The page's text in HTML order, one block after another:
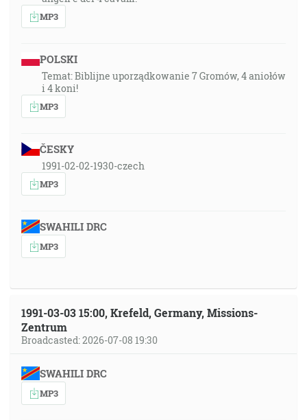
MP3
POLSKI
Temat: Biblijne uporządkowanie 7 Gromów, 4 aniołów
i 4 koni!
MP3
ČESKY
1991-02-02-1930-czech
MP3
SWAHILI DRC
MP3
1991-03-03 15:00, Krefeld, Germany, Missions-
Zentrum
Broadcasted: 2026-07-08 19:30
SWAHILI DRC
MP3